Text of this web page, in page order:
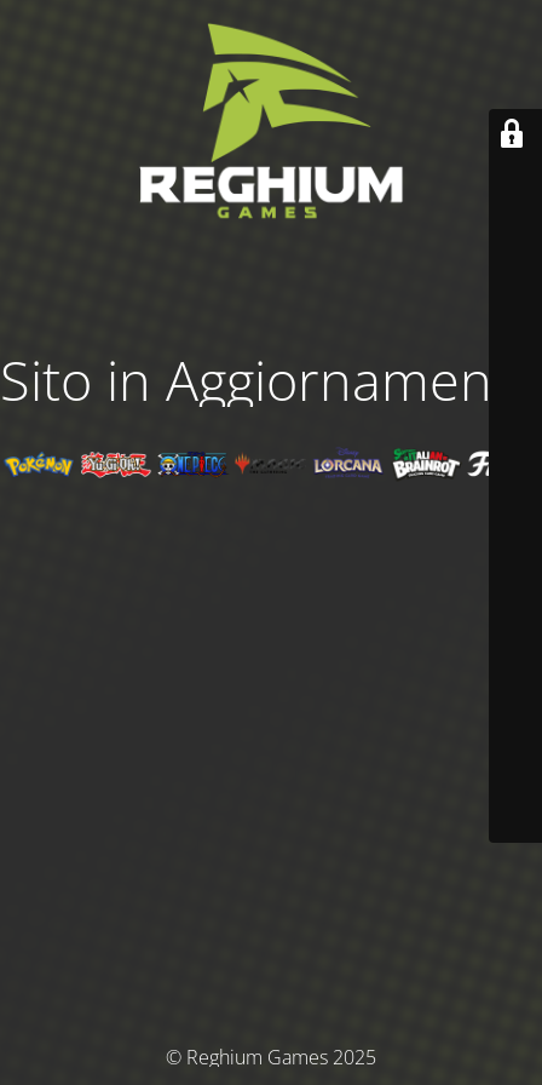
Sito in Aggiornamento
© Reghium Games 2025